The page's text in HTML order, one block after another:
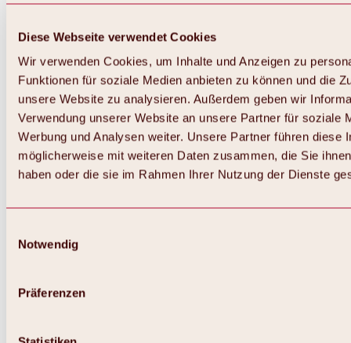
Diese Webseite verwendet Cookies
Wir verwenden Cookies, um Inhalte und Anzeigen zu
Funktionen für soziale Medien anbieten zu können und die
unsere Website zu analysieren. Außerdem geben wir
Verwendung unserer Website an unsere Partner für soziale
Werbung und Analysen weiter. Unsere Partner führen diese
möglicherweise mit weiteren Daten zusammen, die Sie
haben oder die sie im Rahmen Ihrer Nutzung der Dienste
Notwendig
Präferenzen